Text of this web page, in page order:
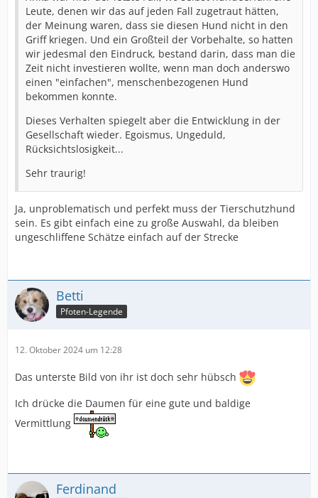
Leute, denen wir das auf jeden Fall zugetraut hätten,
der Meinung waren, dass sie diesen Hund nicht in den
Griff kriegen. Und ein Großteil der Vorbehalte, so hatten
wir jedesmal den Eindruck, bestand darin, dass man die
Zeit nicht investieren wollte, wenn man doch anderswo
einen "einfachen", menschenbezogenen Hund
bekommen konnte.
Dieses Verhalten spiegelt aber die Entwicklung in der
Gesellschaft wieder. Egoismus, Ungeduld,
Rücksichtslosigkeit...
Sehr traurig!
Ja, unproblematisch und perfekt muss der Tierschutzhund
sein. Es gibt einfach eine zu große Auswahl, da bleiben
ungeschliffene Schätze einfach auf der Strecke
Betti
Pfoten-Legende
12. Oktober 2024 um 12:28
Das unterste Bild von ihr ist doch sehr hübsch
Ich drücke die Daumen für eine gute und baldige
Vermittlung
Ferdinand